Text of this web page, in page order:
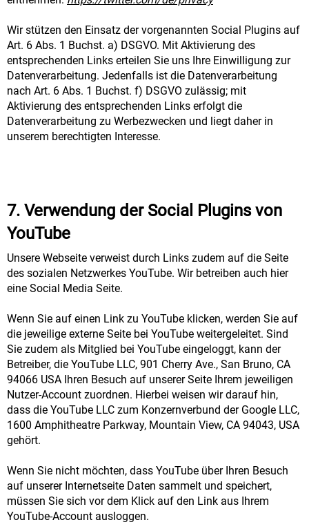
Wir stützen den Einsatz der vorgenannten Social Plugins auf
Art. 6 Abs. 1 Buchst. a) DSGVO. Mit Aktivierung des
entsprechenden Links erteilen Sie uns Ihre Einwilligung zur
Datenverarbeitung. Jedenfalls ist die Datenverarbeitung
nach Art. 6 Abs. 1 Buchst. f) DSGVO zulässig; mit
Aktivierung des entsprechenden Links erfolgt die
Datenverarbeitung zu Werbezwecken und liegt daher in
unserem berechtigten Interesse.
7. Verwendung der Social Plugins von
YouTube
Unsere Webseite verweist durch Links zudem auf die Seite
des sozialen Netzwerkes YouTube. Wir betreiben auch hier
eine Social Media Seite.
Wenn Sie auf einen Link zu YouTube klicken, werden Sie auf
die jeweilige externe Seite bei YouTube weitergeleitet. Sind
Sie zudem als Mitglied bei YouTube eingeloggt, kann der
Betreiber, die YouTube LLC, 901 Cherry Ave., San Bruno, CA
94066 USA Ihren Besuch auf unserer Seite Ihrem jeweiligen
Nutzer-Account zuordnen. Hierbei weisen wir darauf hin,
dass die YouTube LLC zum Konzernverbund der Google LLC,
1600 Amphitheatre Parkway, Mountain View, CA 94043, USA
gehört.
Wenn Sie nicht möchten, dass YouTube über Ihren Besuch
auf unserer Internetseite Daten sammelt und speichert,
müssen Sie sich vor dem Klick auf den Link aus Ihrem
YouTube-Account ausloggen.